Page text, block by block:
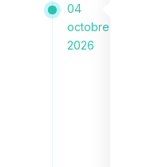
04
octobre
2026